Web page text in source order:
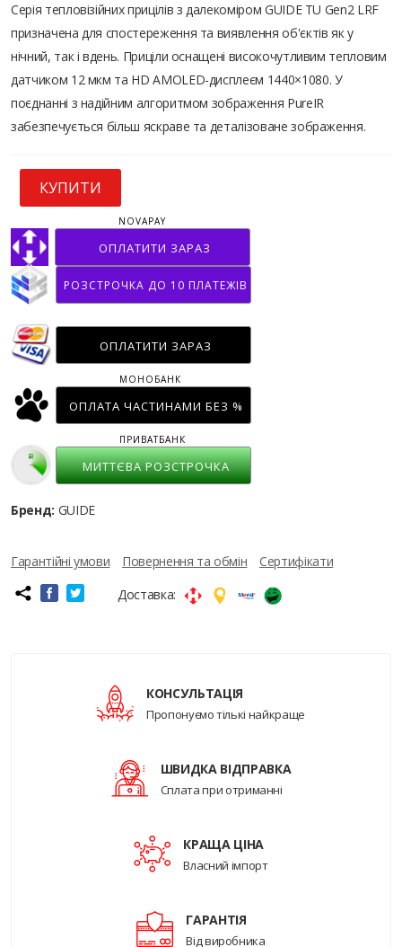
Серія тепловізійних прицілів з далекоміром GUIDE TU Gen2 LRF
призначена для спостереження та виявлення об'єктів як у
нічний, так і вдень. Приціли оснащені високочутливим тепловим
датчиком 12 мкм та HD AMOLED-дисплеєм 1440×1080. У
поєднанні з надійним алгоритмом зображення PureIR
забезпечується більш яскраве та деталізоване зображення.
КУПИТИ
ОПЛАТИТИ ЗАРАЗ
NOVAPAY
РОЗСТРОЧКА ДО 10 ПЛАТЕЖІВ
ОПЛАТИТИ ЗАРАЗ
ОПЛАТА ЧАСТИНАМИ БЕЗ %
МОНОБАНК
МИТТЄВА РОЗСТРОЧКА
ПРИВАТБАНК
Бренд: GUIDE
Гарантійні умови Повернення та обмін
Сертифікати
Доставка:
КОНСУЛЬТАЦІЯ
Пропонуємо тількі найкраще
ШВИДКА ВІДПРАВКА
Сплата при отриманні
КРАЩА ЦІНА
Власний імпорт
ГАРАНТІЯ
Від виробника